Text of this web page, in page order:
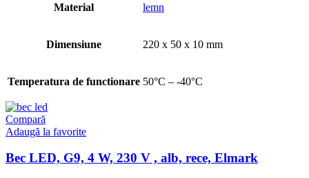
Material lemn
Dimensiune 220 x 50 x 10 mm
Temperatura de functionare 50°C – -40°C
Compară
Adaugă la favorite
Bec LED, G9, 4 W, 230 V , alb, rece, Elmark